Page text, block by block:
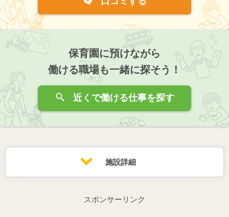
保育園に預けながら
働ける職場も一緒に探そう！
近くで働ける仕事を探す
施設詳細
スポンサーリンク